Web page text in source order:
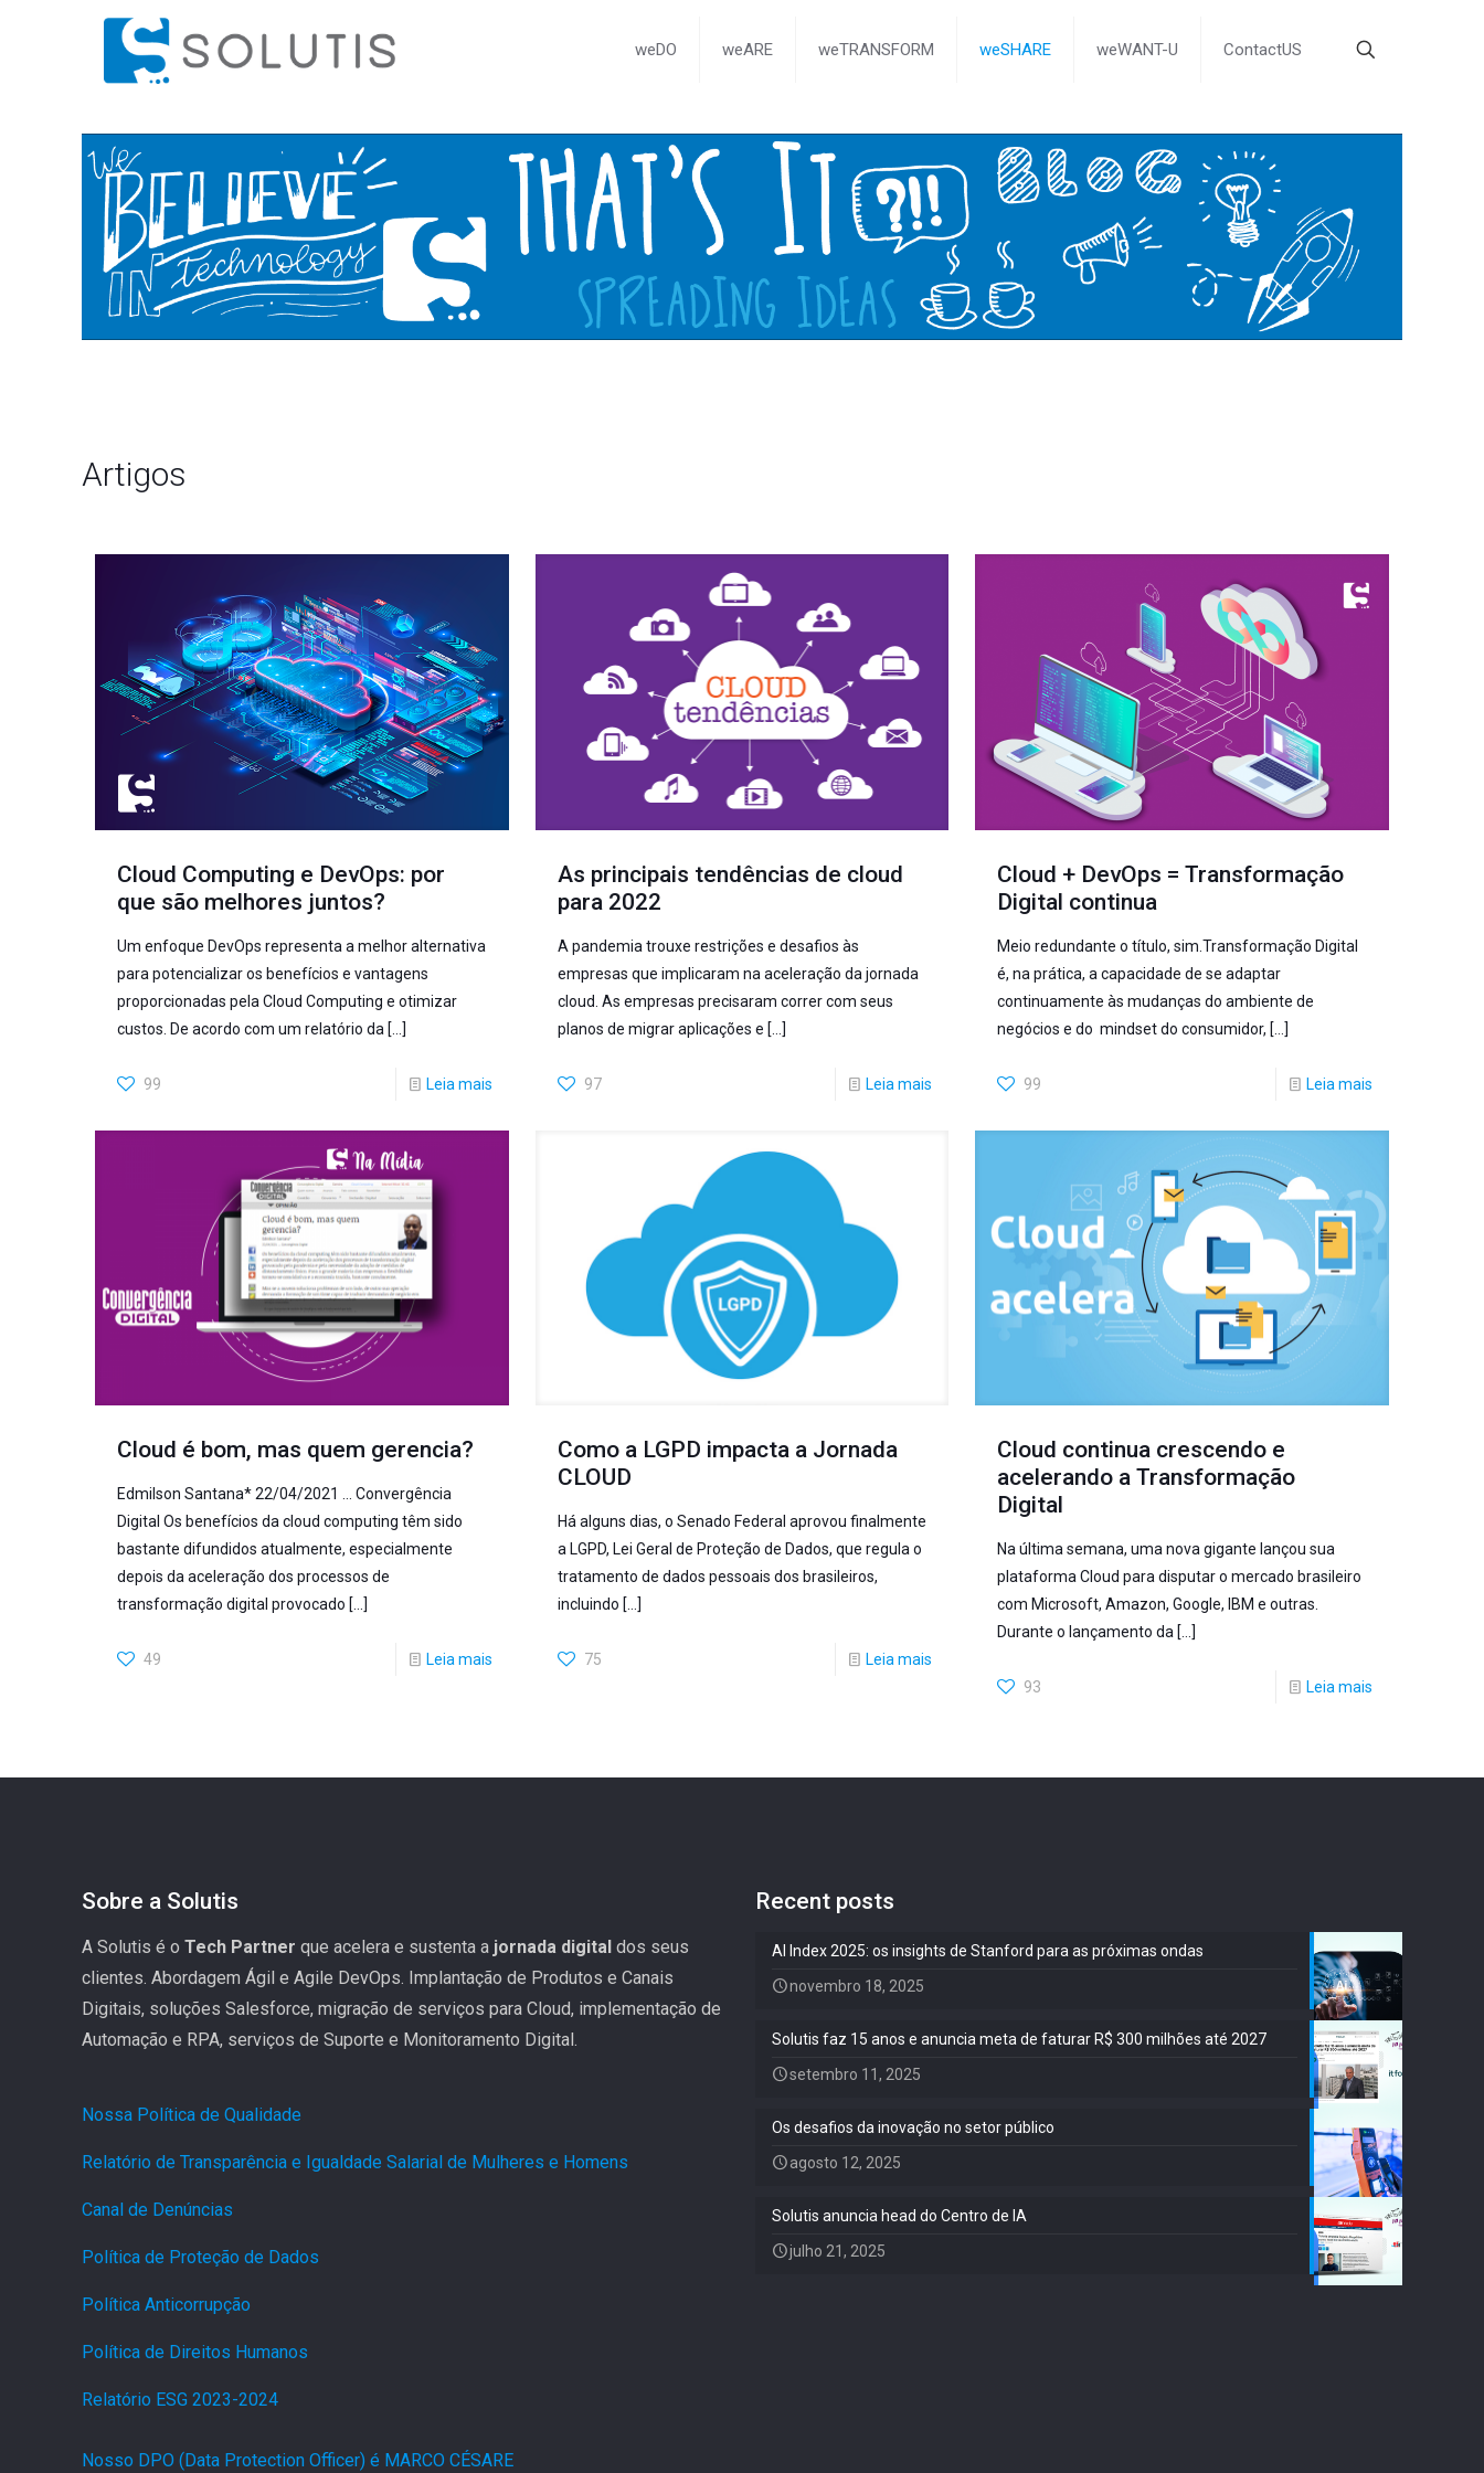
weDO weARE weTRANSFORM weSHARE weWANT-U ContactUS
Artigos
Cloud Computing e DevOps: por
que são melhores juntos?
Um enfoque DevOps representa a melhor alternativa
para potencializar os benefícios e vantagens
proporcionadas pela Cloud Computing e otimizar
custos. De acordo com um relatório da […]
99 Leia mais
As principais tendências de cloud
para 2022
A pandemia trouxe restrições e desafios às
empresas que implicaram na aceleração da jornada
cloud. As empresas precisaram correr com seus
planos de migrar aplicações e […]
97 Leia mais
Cloud + DevOps = Transformação
Digital continua
Meio redundante o título, sim.Transformação Digital
é, na prática, a capacidade de se adaptar
continuamente às mudanças do ambiente de
negócios e do mindset do consumidor, […]
99 Leia mais
Cloud é bom, mas quem gerencia?
Edmilson Santana* 22/04/2021 … Convergência
Digital Os benefícios da cloud computing têm sido
bastante difundidos atualmente, especialmente
depois da aceleração dos processos de
transformação digital provocado […]
49 Leia mais
Como a LGPD impacta a Jornada
CLOUD
Há alguns dias, o Senado Federal aprovou finalmente
a LGPD, Lei Geral de Proteção de Dados, que regula o
tratamento de dados pessoais dos brasileiros,
incluindo […]
75 Leia mais
Cloud continua crescendo e
acelerando a Transformação
Digital
Na última semana, uma nova gigante lançou sua
plataforma Cloud para disputar o mercado brasileiro
com Microsoft, Amazon, Google, IBM e outras.
Durante o lançamento da […]
93 Leia mais
Sobre a Solutis
A Solutis é o Tech Partner que acelera e sustenta a jornada digital dos seus
clientes. Abordagem Ágil e Agile DevOps. Implantação de Produtos e Canais
Digitais, soluções Salesforce, migração de serviços para Cloud, implementação de
Automação e RPA, serviços de Suporte e Monitoramento Digital.
Nossa Política de Qualidade
Relatório de Transparência e Igualdade Salarial de Mulheres e Homens
Canal de Denúncias
Política de Proteção de Dados
Política Anticorrupção
Política de Direitos Humanos
Relatório ESG 2023-2024
Nosso DPO (Data Protection Officer) é MARCO CÉSARE
Recent posts
AI Index 2025: os insights de Stanford para as próximas ondas
novembro 18, 2025
Solutis faz 15 anos e anuncia meta de faturar R$ 300 milhões até 2027
setembro 11, 2025
Os desafios da inovação no setor público
agosto 12, 2025
Solutis anuncia head do Centro de IA
julho 21, 2025